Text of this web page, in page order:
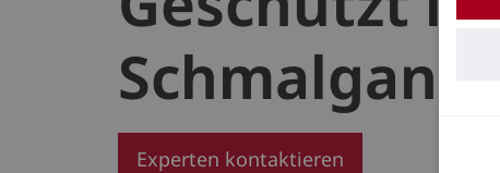
Schmalgang
Experten kontaktieren